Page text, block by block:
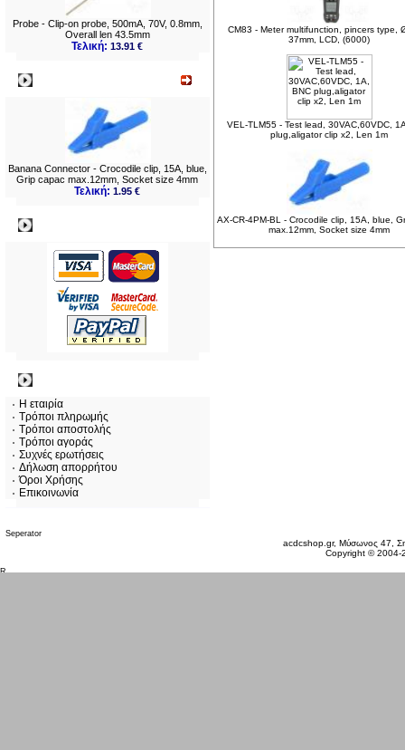
Probe - Clip-on probe, 500mA, 70V, 0.8mm,
Overall len 43.5mm
Τελική:13.91 €
Banana Connector - Crocodile clip, 15A, blue,
Grip capac max.12mm, Socket size 4mm
Τελική:1.95 €
Η εταιρία
Τρόποι πληρωμής
Τρόποι αποστολής
Τρόποι αγοράς
Συχνές ερωτήσεις
Δήλωση απορρήτου
Όροι Χρήσης
Επικοινωνία
CM83 - Meter multifunction, pincers type,
37mm, LCD, (6000)
VEL-TLM55 - Test lead, 30VAC,60VDC,
plug,aligator clip x2, Len 1m
AX-CR-4PM-BL - Crocodile clip, 15A, blue,
max.12mm, Socket size 4mm
acdcshop.gr, Μύσωνος 47,
Copyright ©